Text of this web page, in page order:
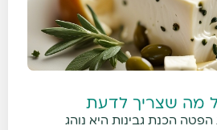
מה שצריך לדעת
הכנת גבינות היא נוהג